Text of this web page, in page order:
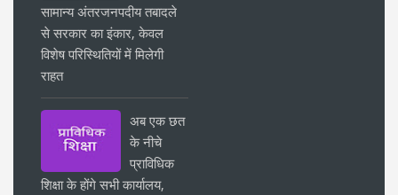
सामान्य अंतरजनपदीय तबादले
से सरकार का इंकार, केवल
विशेष परिस्थितियों में मिलेगी
राहत
अब एक छत
के नीचे
प्राविधिक
शिक्षा के होंगे सभी कार्यालय,